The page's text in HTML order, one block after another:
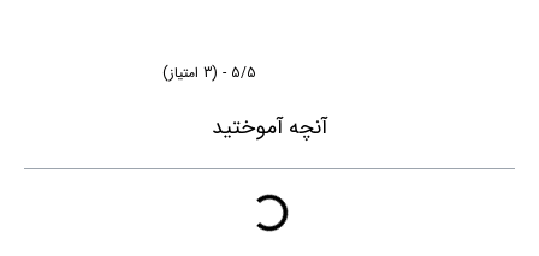
5/5 - (3 امتیاز)
آنچه آموختید